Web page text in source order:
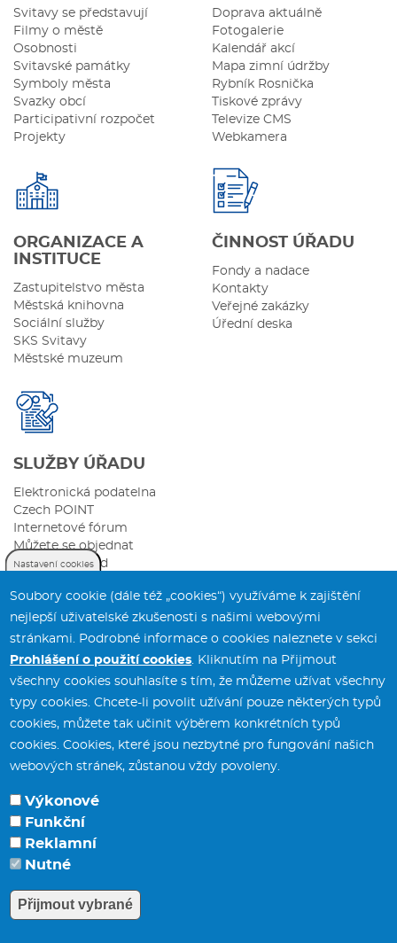
Svitavy se představují
Filmy o městě
Osobnosti
Svitavské památky
Symboly města
Svazky obcí
Participativní rozpočet
Projekty
Doprava aktuálně
Fotogalerie
Kalendář akcí
Mapa zimní údržby
Rybník Rosnička
Tiskové zprávy
Televize CMS
Webkamera
ORGANIZACE A
INSTITUCE
Zastupitelstvo města
Městská knihovna
Sociální služby
SKS Svitavy
Městské muzeum
ČINNOST ÚŘADU
Fondy a nadace
Kontakty
Veřejné zakázky
Úřední deska
SLUŽBY ÚŘADU
Elektronická podatelna
Czech POINT
Internetové fórum
Můžete se objednat
Sazebník úhrad
Městský úřad Svitavy
T. G. Masaryka 5/35
568 02 Svitavy
tel.: 461 550 211
fax:461 532 141
e-mail: posta[at]
Nastavení cookies
Soubory cookie (dále též „cookies“) využíváme k zajištění
nejlepší uživatelské zkušenosti s našimi webovými
stránkami. Podrobné informace o cookies naleznete v sekci
Prohlášení o použití cookies. Kliknutím na Přijmout
všechny cookies souhlasíte s tím, že můžeme užívat všechny
typy cookies. Chcete-li povolit užívání pouze některých typů
cookies, můžete tak učinit výběrem konkrétních typů
cookies. Cookies, které jsou nezbytné pro fungování našich
webových stránek, zůstanou vždy povoleny.
Výkonové
Funkční
Reklamní
Nutné
Přijmout vybrané